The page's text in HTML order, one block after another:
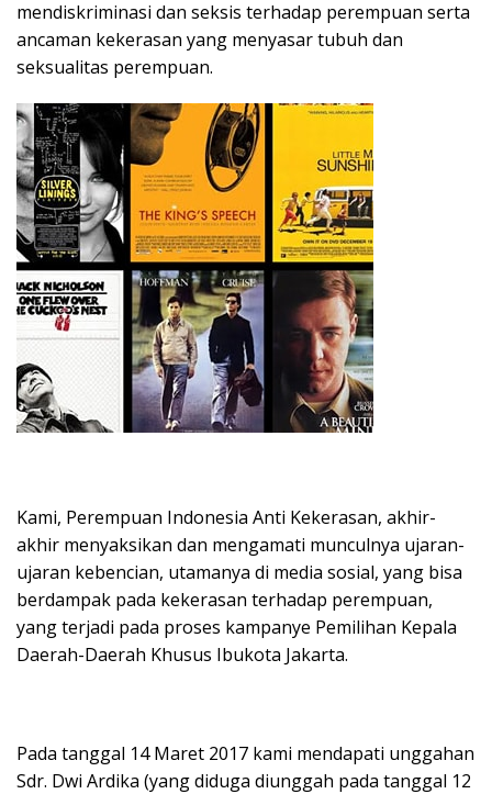
mendiskriminasi dan seksis terhadap perempuan serta
ancaman kekerasan yang menyasar tubuh dan
seksualitas perempuan.
Kami, Perempuan Indonesia Anti Kekerasan, akhir-
akhir menyaksikan dan mengamati munculnya ujaran-
ujaran kebencian, utamanya di media sosial, yang bisa
berdampak pada kekerasan terhadap perempuan,
yang terjadi pada proses kampanye Pemilihan Kepala
Daerah-Daerah Khusus Ibukota Jakarta.
Pada tanggal 14 Maret 2017 kami mendapati unggahan
Sdr. Dwi Ardika (yang diduga diunggah pada tanggal 12